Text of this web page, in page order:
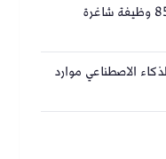
جامعة السلطان قابوس تعلن عن 85 وظيفة شاغرة
الاصطناعي موارد